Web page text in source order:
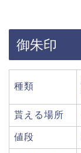
御朱印
種類
貰える場所
値段